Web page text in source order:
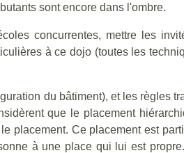
sont encore dans l'ombre.
concurrentes, mettre les
à ce dojo (toutes les
du bâtiment), et les règles
que le placement
placement. Ce placement est
à une place qui lui est